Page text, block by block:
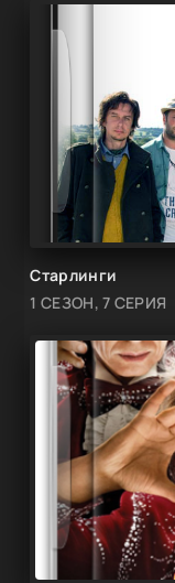
Старлинги
1 СЕЗОН, 7 СЕРИЯ